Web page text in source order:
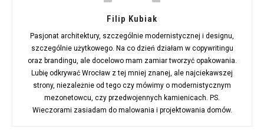
Filip Kubiak
Pasjonat architektury, szczególnie modernistycznej i designu,
szczególnie użytkowego. Na co dzień działam w copywritingu
oraz brandingu, ale docelowo mam zamiar tworzyć opakowania.
Lubię odkrywać Wrocław z tej mniej znanej, ale najciekawszej
strony, niezależnie od tego czy mówimy o modernistycznym
mezonetowcu, czy przedwojennych kamienicach. PS.
Wieczorami zasiadam do malowania i projektowania domów.